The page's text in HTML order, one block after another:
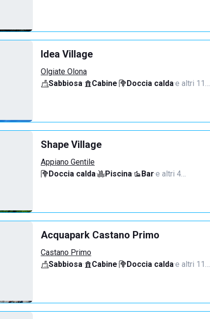
Idea Village
Olgiate Olona
Sabbiosa· Cabine· Doccia calda·e altri 11…
Shape Village
Appiano Gentile
Doccia calda· Piscina· Bar·e altri 4…
Acquapark Castano Primo
Castano Primo
Sabbiosa· Cabine· Doccia calda·e altri 11…